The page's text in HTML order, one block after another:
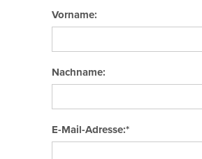
Vorname:
Nachname:
E-Mail-Adresse:*